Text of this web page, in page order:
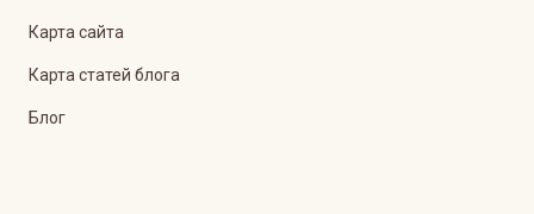
Карта сайта
Карта статей блога
Блог